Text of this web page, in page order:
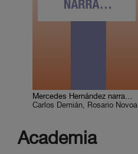
Mercedes Hernández narra…
Carlos Demián, Rosario Novoa
Academia